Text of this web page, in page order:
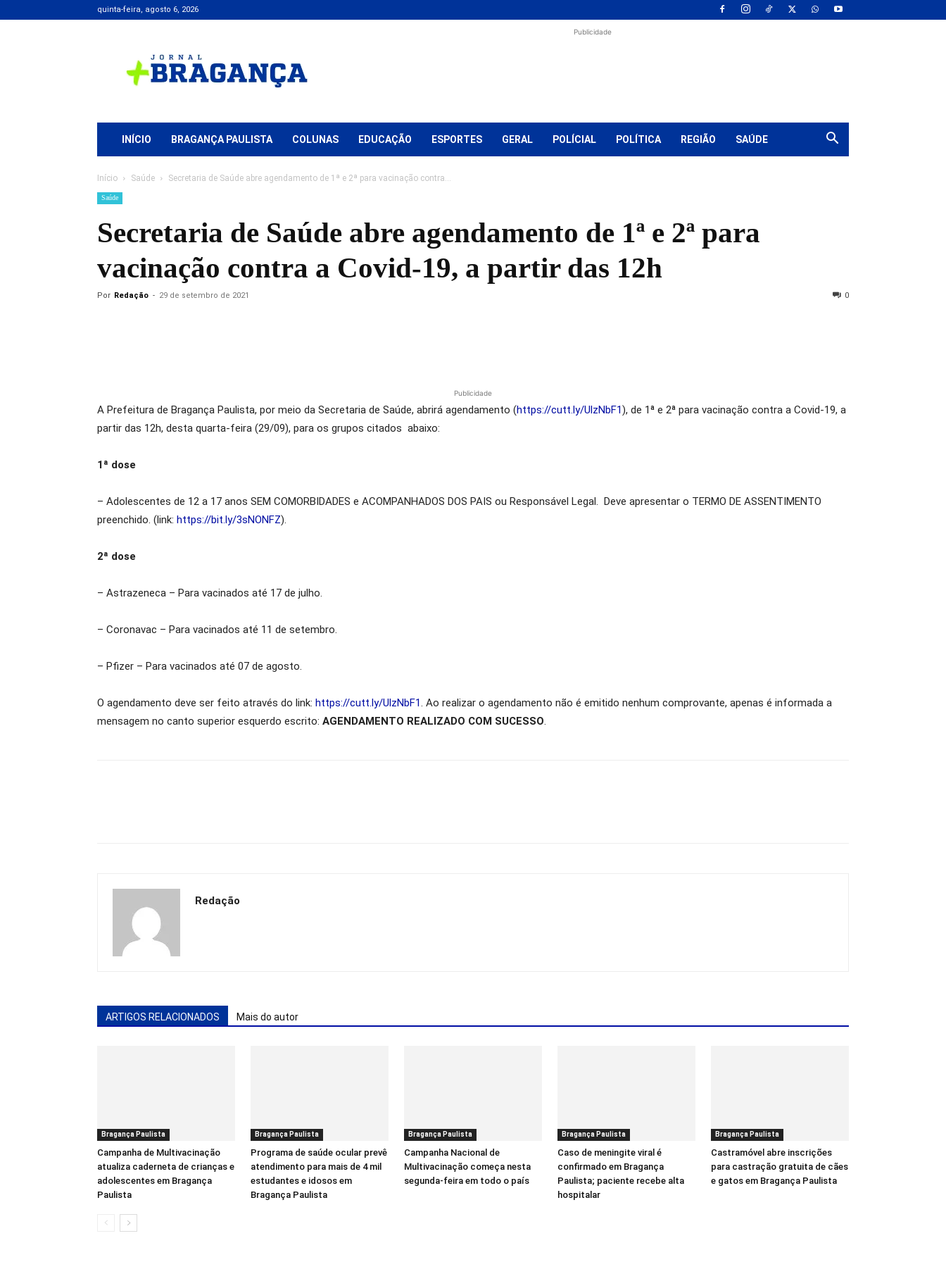
quinta-feira, agosto 6, 2026
+
Bragança
Publicidade
INÍCIO BRAGANÇA PAULISTA COLUNAS EDUCAÇÃO ESPORTES GERAL POLÍCIAL POLÍTICA REGIÃO SAÚDE
Início Saúde Secretaria de Saúde abre agendamento de 1ª e 2ª para vacinação contra...
Saúde
Secretaria de Saúde abre agendamento de 1ª e 2ª para
vacinação contra a Covid-19, a partir das 12h
Por Redação - 29 de setembro de 2021 0
Publicidade
A Prefeitura de Bragança Paulista, por meio da Secretaria de Saúde, abrirá agendamento (https://cutt.ly/UlzNbF1), de 1ª e 2ª para vacinação contra a Covid-19, a
partir das 12h, desta quarta-feira (29/09), para os grupos citados abaixo:
1ª dose
– Adolescentes de 12 a 17 anos SEM COMORBIDADES e ACOMPANHADOS DOS PAIS ou Responsável Legal. Deve apresentar o TERMO DE ASSENTIMENTO
preenchido. (link: https://bit.ly/3sNONFZ).
2ª dose
– Astrazeneca – Para vacinados até 17 de julho.
– Coronavac – Para vacinados até 11 de setembro.
– Pfizer – Para vacinados até 07 de agosto.
O agendamento deve ser feito através do link: https://cutt.ly/UlzNbF1. Ao realizar o agendamento não é emitido nenhum comprovante, apenas é informada a
mensagem no canto superior esquerdo escrito: AGENDAMENTO REALIZADO COM SUCESSO.
Redação
ARTIGOS RELACIONADOS Mais do autor
Bragança Paulista
Campanha de Multivacinação
atualiza caderneta de crianças e
adolescentes em Bragança
Paulista
Bragança Paulista
Programa de saúde ocular prevê
atendimento para mais de 4 mil
estudantes e idosos em
Bragança Paulista
Bragança Paulista
Campanha Nacional de
Multivacinação começa nesta
segunda-feira em todo o país
Bragança Paulista
Caso de meningite viral é
confirmado em Bragança
Paulista; paciente recebe alta
hospitalar
Bragança Paulista
Castramóvel abre inscrições
para castração gratuita de cães
e gatos em Bragança Paulista